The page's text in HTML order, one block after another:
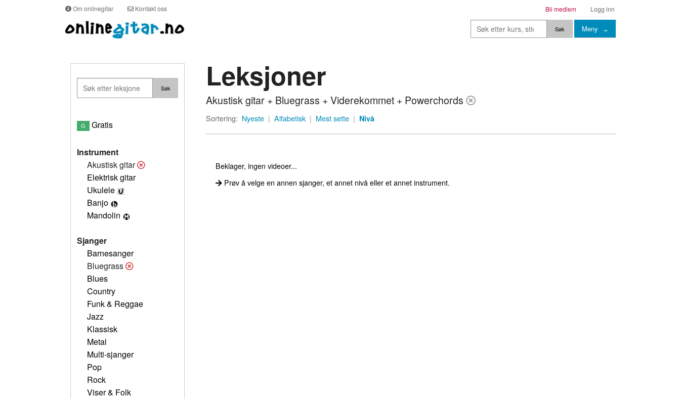
Om onlinegitar Kontakt oss Logg inn
Bli medlem
Meny
Stemming
G Gratis
Instrument
Akustisk gitar
Elektrisk gitar
Ukulele
Banjo
Mandolin
Sjanger
Barnesanger
Bluegrass
Blues
Country
Funk & Reggae
Jazz
Klassisk
Metal
Multi-sjanger
Pop
Rock
Viser & Folk
Leksjoner
Akustisk gitar + Bluegrass + Viderekommet + Powerchords
Sortering: Nyeste | Alfabetisk | Mest sette | Nivå
Beklager, ingen videoer...
Prøv å velge en annen sjanger, et annet nivå eller et annet instrument.